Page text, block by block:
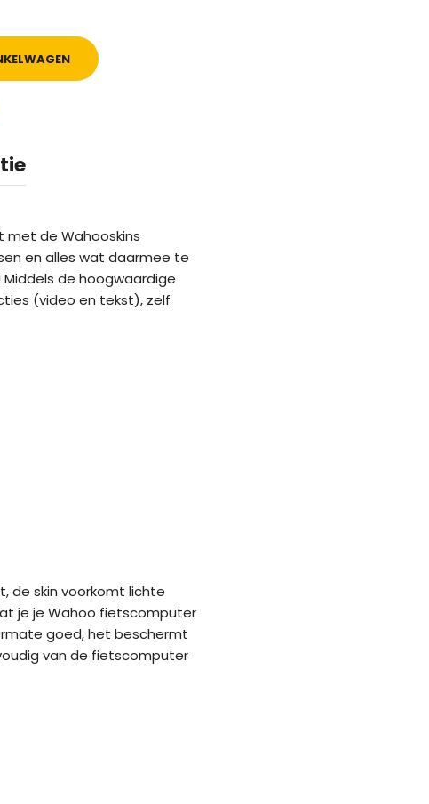
de Wahooskins
en alles wat daarmee te
Middels de hoogwaardige
(video en tekst), zelf
de skin voorkomt lichte
je je Wahoo fietscomputer
goed, het beschermt
van de fietscomputer